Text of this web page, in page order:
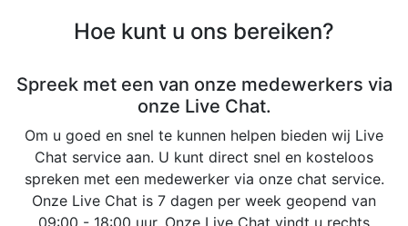
Hoe kunt u ons bereiken?
Spreek met een van onze medewerkers via
onze Live Chat.
Om u goed en snel te kunnen helpen bieden wij Live
Chat service aan. U kunt direct snel en kosteloos
spreken met een medewerker via onze chat service.
Onze Live Chat is 7 dagen per week geopend van
09:00 - 18:00 uur. Onze Live Chat vindt u rechts